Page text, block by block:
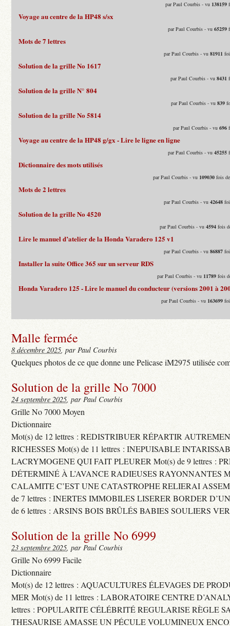
par Paul Courbis - vu 138159
Voyage au centre de la HP48 s/sx
par Paul Courbis - vu65259
Mots de 7 lettres
par Paul Courbis - vu81911
Solution de la grille No 1617
par Paul Courbis - vu8431
Solution de la grille N° 804
par Paul Courbis - vu839
Solution de la grille No 5814
par Paul Courbis - vu696
Voyage au centre de la HP48 g/gx - Lire le ligne en ligne
par Paul Courbis - vu45255
Dictionnaire des mots utilisés
par Paul Courbis - vu 109030 fois
Mots de 2 lettres
par Paul Courbis - vu42648
Solution de la grille No 4520
par Paul Courbis - vu4594 fois
Lire le manuel d’atelier de la Honda Varadero 125 v1
par Paul Courbis - vu86887
Installer la suite Office 365 sur un serveur RDS
par Paul Courbis - vu 11789 fois
Honda Varadero 125 - Lire le manuel du conducteur (versions 2001 à
par Paul Courbis - vu 163699
Malle fermée
8 décembre 2025, par Paul Courbis
Quelques photos de ce que donne une Pelicase iM2975 utilisée
Solution de la grille No 7000
24 septembre 2025, par Paul Courbis
Grille No 7000 Moyen
Dictionnaire
Mot(s) de 12 lettres : REDISTRIBUER RÉPARTIR
RICHESSES Mot(s) de 11 lettres : INEPUISABLE
LACRYMOGENE QUI FAIT PLEURER Mot(s) de 9 lettres :
DÉTERMINÉ À L’AVANCE RADIEUSES RAYONNANTES
CALAMITE C’EST UNE CATASTROPHE RELIERAI
de 7 lettres : INERTES IMMOBILES LISERER BORDER
de 6 lettres : ARSINS BOIS BRÛLÉS BABIES SOULIERS
Solution de la grille No 6999
23 septembre 2025, par Paul Courbis
Grille No 6999 Facile
Dictionnaire
Mot(s) de 12 lettres : AQUACULTURES ÉLEVAGES DE
MER Mot(s) de 11 lettres : LABORATOIRE CENTRE
lettres : POPULARITE CÉLÉBRITÉ REGULARISE RÈGLE
THESAURISE AMASSE UN PÉCULE VOLUMINEUX